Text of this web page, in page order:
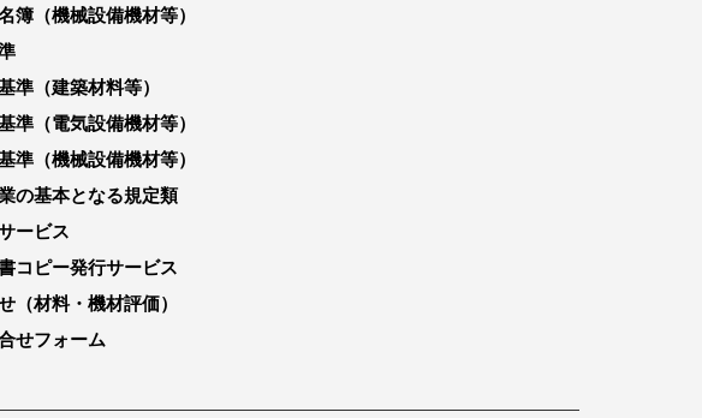
簿（機械設備機材等）
準（建築材料等）
準（電気設備機材等）
準（機械設備機材等）
の基本となる規定類
ービス
コピー発行サービス
（材料・機材評価）
せフォーム